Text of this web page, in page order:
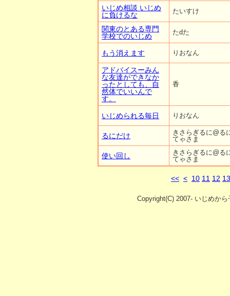
いじめ相談 いじめ
に負けるな
たいすけ
関東のとある専門
学校でのいじめ
たdた
もう消えます りおなん
アドバイスーみん
な友達ができなか
ったとしても、自
然体でいいんで
す。
香
いじめられる毎日 りおなん
るにだけ
きさらぎるに@る
てゃさま
使い回し
きさらぎるに@る
てゃさま
<< < 10 11 12 13
Copyright(C) 2007- いじめか